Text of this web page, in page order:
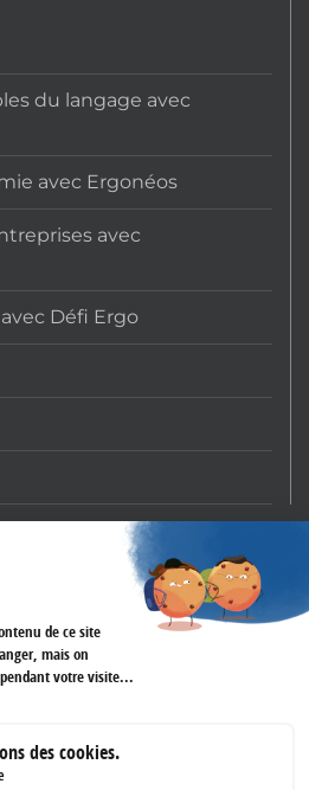
du langage avec
avec Ergonéos
avec
Défi Ergo
61 45